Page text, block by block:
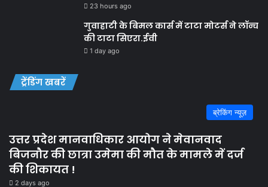
23 hours ago
गुवाहाटी के बिमल कार्स में टाटा मोटर्स ने लॉन्च
की टाटा सिएरा.ईवी
1 day ago
ट्रेंडिंग खबरें
ब्रेकिंग न्यूज़
उत्तर प्रदेश मानवाधिकार आयोग ने मेवानवाद
बिजनौर की छात्रा उमेमा की मौत के मामले में दर्ज
की शिकायत !
2 days ago